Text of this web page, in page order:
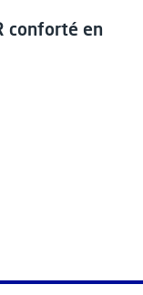
conforté en